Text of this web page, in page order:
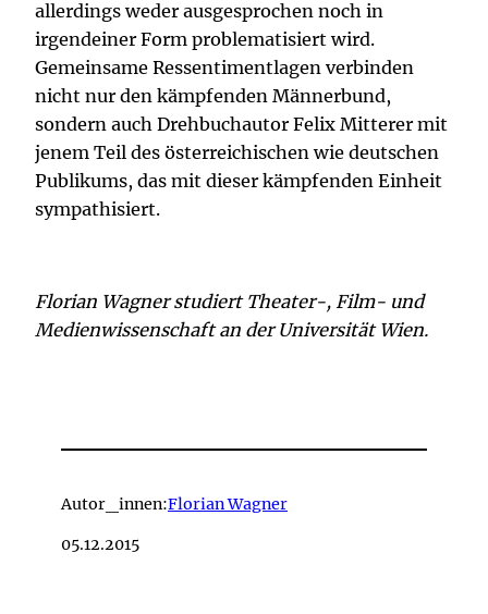
allerdings weder ausgesprochen noch in
irgendeiner Form problematisiert wird.
Gemeinsame Ressentimentlagen verbinden
nicht nur den kämpfenden Männerbund,
sondern auch Drehbuchautor Felix Mitterer mit
jenem Teil des österreichischen wie deutschen
Publikums, das mit dieser kämpfenden Einheit
sympathisiert.
Florian Wagner studiert Theater-, Film- und
Medienwissenschaft an der Universität Wien.
Autor_innen:Florian Wagner
05.12.2015